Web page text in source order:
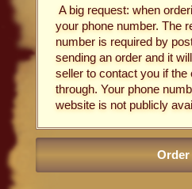
A big request: when
your phone number. The
number is required by
sending an order and it
seller to contact you if the
through. Your phone
website is not publicly